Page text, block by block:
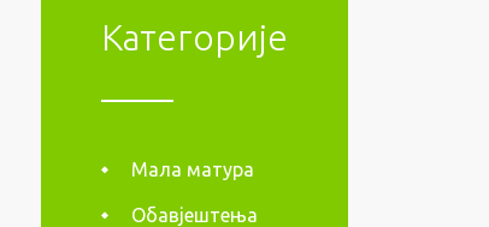
Категорије
Мала матура
Обавјештења